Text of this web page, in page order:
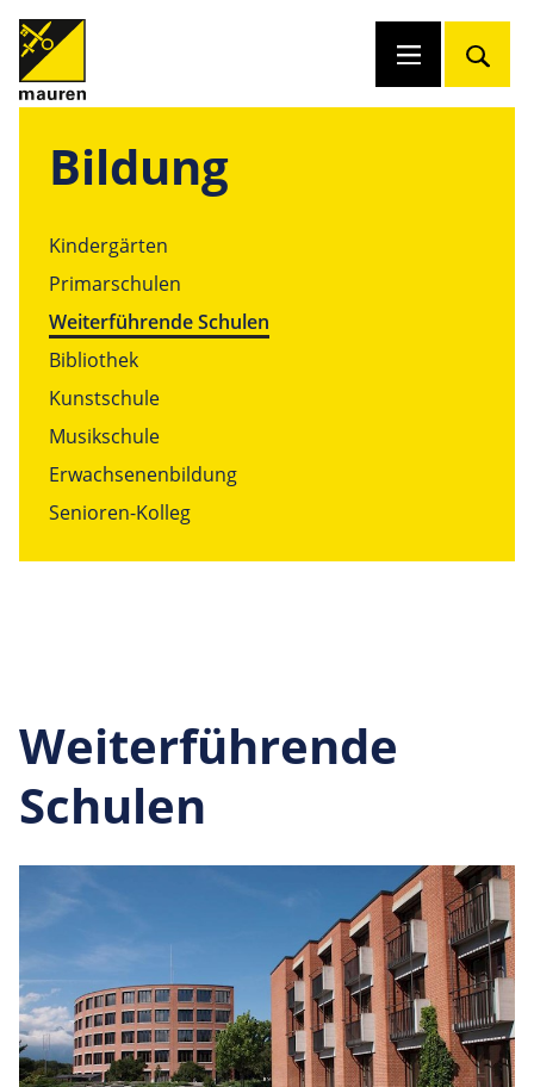
Bildung
Kindergärten
Primarschulen
Weiterführende Schulen
Bibliothek
Kunstschule
Musikschule
Erwachsenenbildung
Senioren-Kolleg
Weiterführende
Schulen